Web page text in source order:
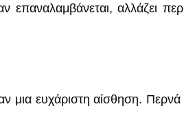
αλλάζει
μια ευχάριστη αίσθηση.